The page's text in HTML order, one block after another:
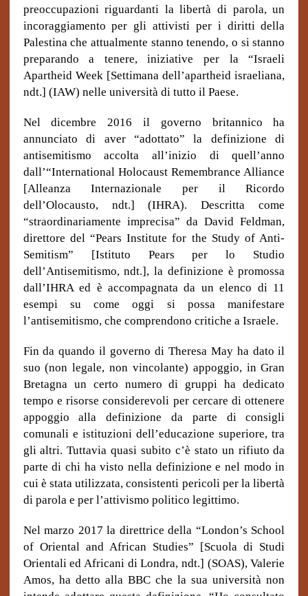
preoccupazioni riguardanti la libertà di parola, un
incoraggiamento per gli attivisti per i diritti della
Palestina che attualmente stanno tenendo, o si stanno
preparando a tenere, iniziative per la “Israeli
Apartheid Week [Settimana dell’apartheid israeliana,
ndt.] (IAW) nelle università di tutto il Paese.
Nel dicembre 2016 il governo britannico ha
annunciato di aver “adottato” la definizione di
antisemitismo accolta all’inizio di quell’anno
dall’“International Holocaust Remembrance Alliance
[Alleanza Internazionale per il Ricordo
dell’Olocausto, ndt.] (IHRA). Descritta come
“straordinariamente imprecisa” da David Feldman,
direttore del “Pears Institute for the Study of Anti-
Semitism” [Istituto Pears per lo Studio
dell’Antisemitismo, ndt.], la definizione è promossa
dall’IHRA ed è accompagnata da un elenco di 11
esempi su come oggi si possa manifestare
l’antisemitismo, che comprendono critiche a Israele.
Fin da quando il governo di Theresa May ha dato il
suo (non legale, non vincolante) appoggio, in Gran
Bretagna un certo numero di gruppi ha dedicato
tempo e risorse considerevoli per cercare di ottenere
appoggio alla definizione da parte di consigli
comunali e istituzioni dell’educazione superiore, tra
gli altri. Tuttavia quasi subito c’è stato un rifiuto da
parte di chi ha visto nella definizione e nel modo in
cui è stata utilizzata, consistenti pericoli per la libertà
di parola e per l’attivismo politico legittimo.
Nel marzo 2017 la direttrice della “London’s School
of Oriental and African Studies” [Scuola di Studi
Orientali ed Africani di Londra, ndt.] (SOAS), Valerie
Amos, ha detto alla BBC che la sua università non